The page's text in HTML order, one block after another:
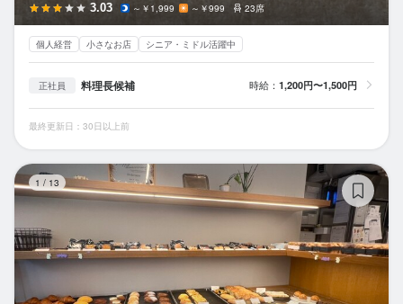
3.03 ～￥1,999 ～￥999 23席
個人経営 小さなお店 シニア・ミドル活躍中
正社員 料理長候補 時給： 1,200円〜1,500円
最終更新日：30日以上前
1 / 13